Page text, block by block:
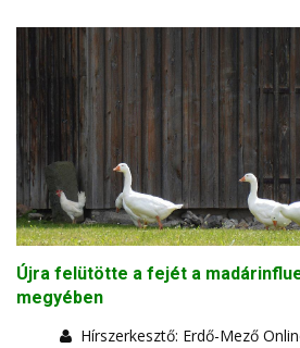
Újra felütötte a fejét a
megyében
Hírszerkesztő: Erdő-Mező